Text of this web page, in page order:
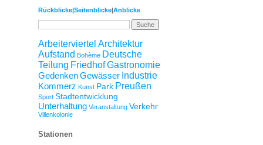
Rückblicke|Seitenblicke|Anblicke
Arbeiterviertel Architektur
Aufstand Bohème Deutsche
Teilung FriedhofGastronomie
GedenkenGewässer Industrie
Kommerz Kunst Park Preußen
Sport Stadtentwicklung
Unterhaltung Veranstaltung Verkehr
Villenkolonie
Stationen